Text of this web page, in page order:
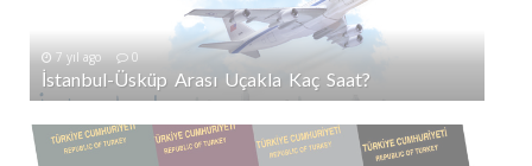
7 yıl ago 0
İstanbul-Üsküp Arası Uçakla Kaç Saat?